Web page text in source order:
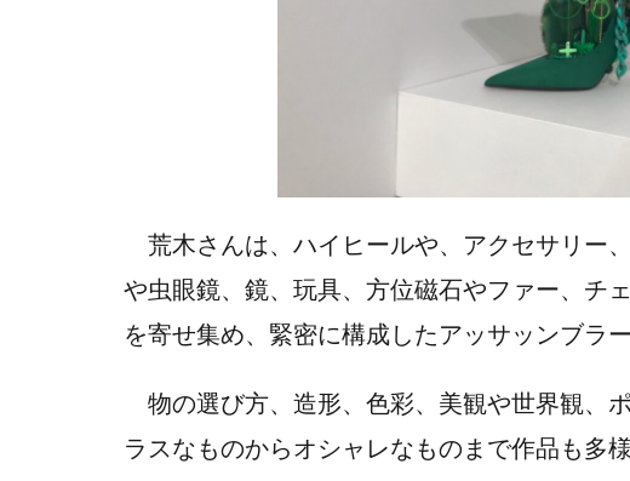
荒木さんは、ハイヒールや、アクセサリー
や虫眼鏡、鏡、玩具、方位磁石やファー、チ
を寄せ集め、緊密に構成したアッサッンブラ
物の選び方、造形、色彩、美観や世界観、
ラスなものからオシャレなものまで作品も多